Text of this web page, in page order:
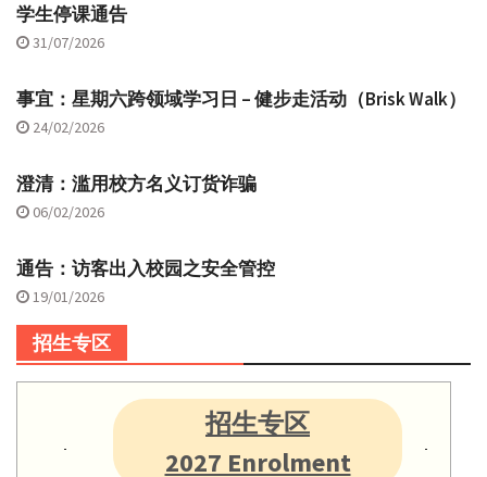
学生停课通告
31/07/2026
事宜：星期六跨领域学习日 – 健步走活动（Brisk Walk）
24/02/2026
澄清：滥用校方名义订货诈骗
06/02/2026
通告：访客出入校园之安全管控
19/01/2026
招生专区
招生专区
2027 Enrolment